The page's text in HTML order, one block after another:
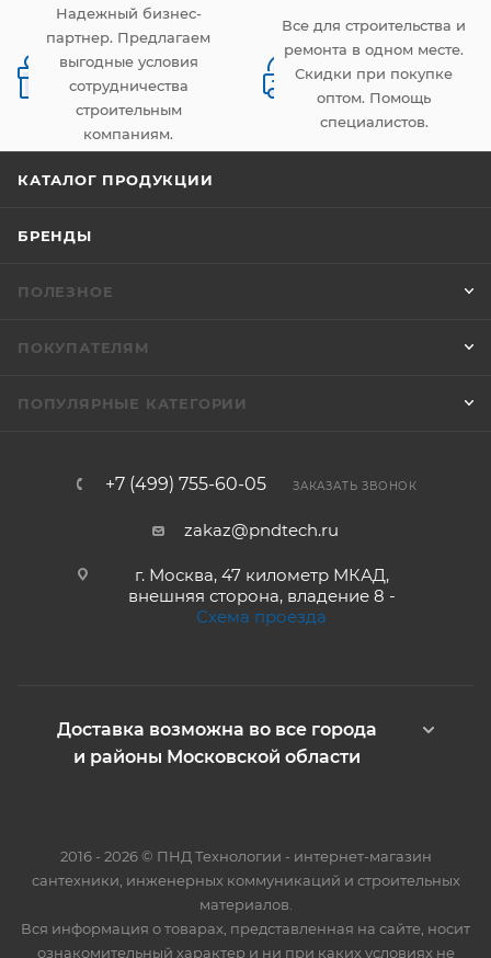
Надежный бизнес-
партнер. Предлагаем
выгодные условия
сотрудничества
строительным
компаниям.
Все для строительства и
ремонта в одном месте.
Скидки при покупке
оптом. Помощь
специалистов.
КАТАЛОГ ПРОДУКЦИИ
БРЕНДЫ
ПОЛЕЗНОЕ
ПОКУПАТЕЛЯМ
ПОПУЛЯРНЫЕ КАТЕГОРИИ
+7 (499) 755-60-05 ЗАКАЗАТЬ ЗВОНОК
zakaz@pndtech.ru
г. Москва, 47 километр МКАД,
внешняя сторона, владение 8 -
Схема проезда
Доставка возможна во все города
и районы Московской области
2016 - 2026 © ПНД Технологии - интернет-магазин
сантехники, инженерных коммуникаций и строительных
материалов.
Вся информация о товарах, представленная на сайте, носит
ознакомительный характер и ни при каких условиях не